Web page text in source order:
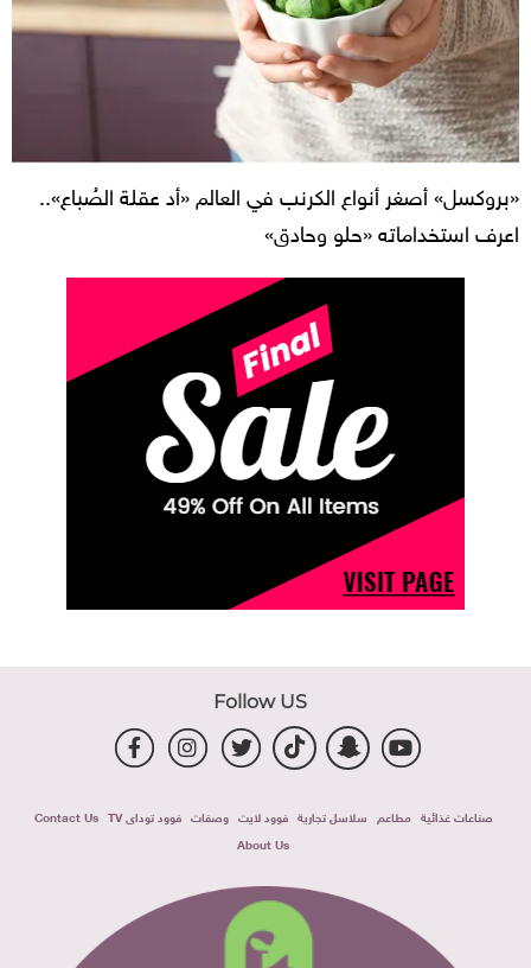
«بروكسل» أصغر أنواع الكرنب في العالم «أد عقلة الصُباع»..
اعرف استخداماته «حلو وحادق»
Follow US
صناعات غذائية مطاعم سلاسل تجارية فوود لايت وصفات فوود توداى TV
Contact Us
About Us